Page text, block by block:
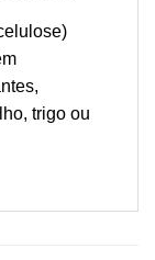
trigo ou